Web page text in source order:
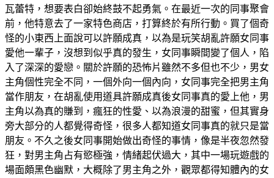
瓦蕾特，想要表白卻始終鼓不起勇氣。在最近一次的同事聚會
前，他特意去了一家特色商店，打算終於有所行動。買了個奇
怪的小東西上面說可以許願成真，以為是玩笑胡亂許願女同事
愛他一輩子，沒想到似乎真的發生，女同事瞬間變了個人，陷
入了深深的愛戀。關於許願的恐怖片雖然不多但也不少，男女
主角個性完全不同，一個外向一個內向，女同事完全把男主角
當作朋友，在胡亂使用道具許願成真後女同事真的愛上他，男
主角以為真的賺到，瘋狂的性愛、以為浪漫的甜蜜，但其實身
旁大部分的人都覺得奇怪，很多人都知道女同事真的就只是當
朋友。不久之後女同事開始做出奇怪的事情，像是半夜忽然發
狂，對男主角占有慾極強，情緒起伏過大，其中一場玩遊戲的
場面頗黑色幽默，大概除了男主角之外，觀眾都得知體內的女